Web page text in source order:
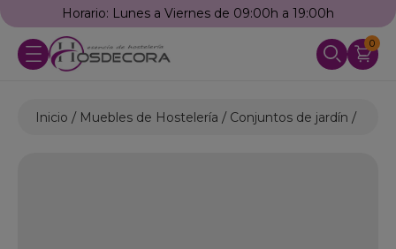
Horario: Lunes a Viernes de 09:00h a 19:00h
0
Inicio Muebles de Hostelería Conjuntos de jardín